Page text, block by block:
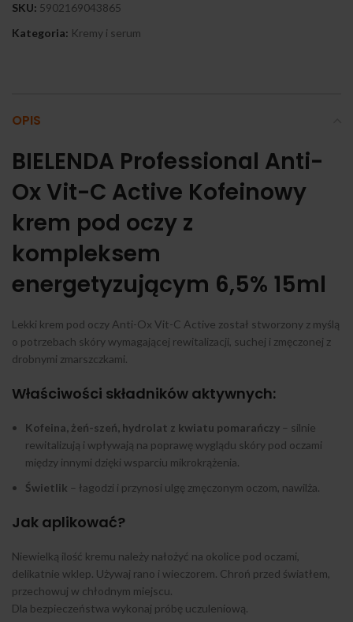
SKU: 5902169043865
Kategoria: Kremy i serum
OPIS
BIELENDA Professional Anti-
Ox Vit-C Active Kofeinowy
krem pod oczy z
kompleksem
energetyzującym 6,5% 15ml
Lekki krem pod oczy Anti-Ox Vit-C Active został stworzony z myślą
o potrzebach skóry wymagającej rewitalizacji, suchej i zmęczonej z
drobnymi zmarszczkami.
Właściwości składników aktywnych:
Kofeina, żeń-szeń, hydrolat z kwiatu pomarańczy – silnie
rewitalizują i wpływają na poprawę wyglądu skóry pod oczami
między innymi dzięki wsparciu mikrokrążenia.
Świetlik – łagodzi i przynosi ulgę zmęczonym oczom, nawilża.
Jak aplikować?
Niewielką ilość kremu należy nałożyć na okolice pod oczami,
delikatnie wklep. Używaj rano i wieczorem. Chroń przed światłem,
przechowuj w chłodnym miejscu.
Dla bezpieczeństwa wykonaj próbę uczuleniową.